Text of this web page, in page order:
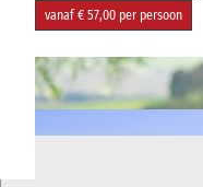
vanaf € 57,00 per persoon